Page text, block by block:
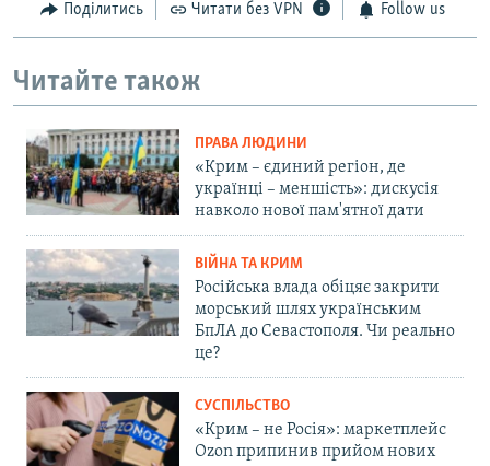
Поділитись Читати без VPN Follow us
Читайте також
ПРАВА ЛЮДИНИ
«Крим – єдиний регіон, де
українці – меншість»: дискусія
навколо нової пам'ятної дати
ВІЙНА ТА КРИМ
Російська влада обіцяє закрити
морський шлях українським
БпЛА до Севастополя. Чи реально
це?
СУСПІЛЬСТВО
«Крим – не Росія»: маркетплейс
Ozon припинив прийом нових